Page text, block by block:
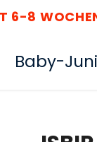
6-8
Baby-